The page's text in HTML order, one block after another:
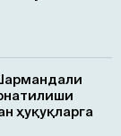
ҳуқуқларга